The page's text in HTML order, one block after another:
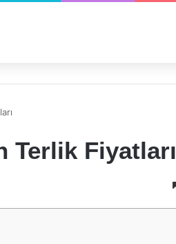
Terlik Fiyatları